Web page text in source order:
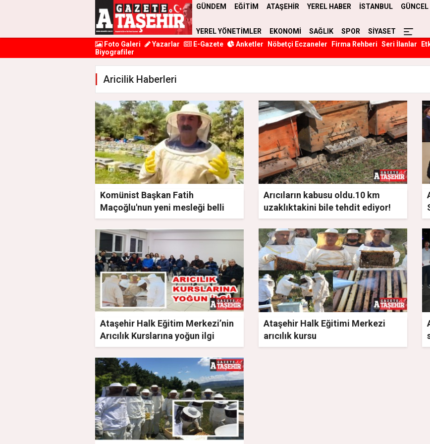
GÜNDEM EĞİTİM ATAŞEHİR YEREL HABER İSTANBUL GÜNCEL
YEREL YÖNETİMLER EKONOMİ SAĞLIK SPOR
SİYASET
Foto Galeri
Yazarlar E-Gazete Anketler Nöbetçi Eczaneler Firma Rehberi Seri İlanlar
Biyografiler
Aricilik Haberleri
Komünist Başkan Fatih
Maçoğlu'nun yeni mesleği belli
oldu
Arıcıların kabusu oldu.10 km
uzaklıktakini bile tehdit ediyor!
Ataşehir Halk Eğitim Merkezi’nin
Arıcılık Kurslarına yoğun ilgi
Ataşehir Halk Eğitimi Merkezi
arıcılık kursu